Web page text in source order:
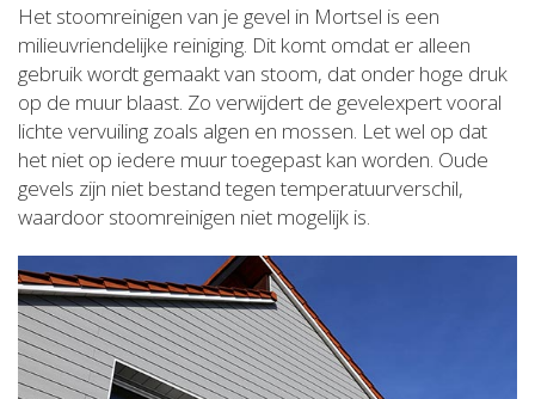
Het stoomreinigen van je gevel in Mortsel is een
milieuvriendelijke reiniging. Dit komt omdat er alleen
gebruik wordt gemaakt van stoom, dat onder hoge druk
op de muur blaast. Zo verwijdert de gevelexpert vooral
lichte vervuiling zoals algen en mossen. Let wel op dat
het niet op iedere muur toegepast kan worden. Oude
gevels zijn niet bestand tegen temperatuurverschil,
waardoor stoomreinigen niet mogelijk is.